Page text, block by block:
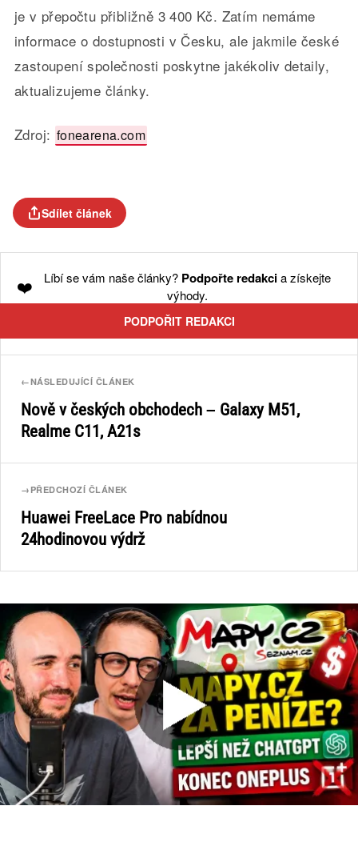
je v přepočtu přibližně 3 400 Kč. Zatím nemáme
informace o dostupnosti v Česku, ale jakmile české
zastoupení společnosti poskytne jakékoliv detaily,
aktualizujeme články.
Zdroj: fonearena.com
Sdílet článek
❤️ Líbí se vám naše články? Podpořte redakcia získejte
výhody.
PODPOŘIT REDAKCI
←NÁSLEDUJÍCÍ ČLÁNEK
Nově v českých obchodech – Galaxy M51,
Realme C11, A21s
→ PŘEDCHOZÍ ČLÁNEK
Huawei FreeLace Pro nabídnou
24hodinovou výdrž